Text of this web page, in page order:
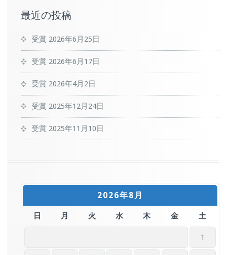
最近の投稿
受賞 2026年6月25日
受賞 2026年6月17日
受賞 2026年4月2日
受賞 2025年12月24日
受賞 2025年11月10日
2026年8月
日 月 火 水 木 金 土
1